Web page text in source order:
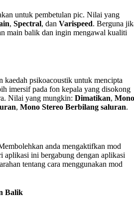
untuk pembetulan pic. Nilai yang
, Spectral, dan Varispeed. Berguna
main balik dan ingin mengawal kualiti
kaedah psikoacoustik untuk mencipta
imersif pada fon kepala yang disokong
Nilai yang mungkin: Dimatikan, Mono
, Mono Stereo Berbilang saluran.
anda mengaktifkan mod
aplikasi ini bergabung dengan aplikasi
tentang cara menggunakan mod
Balik